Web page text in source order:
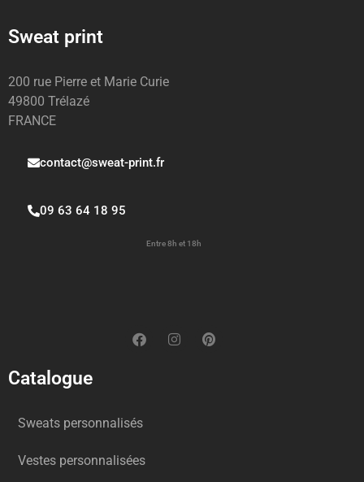
Sweat print
200 rue Pierre et Marie Curie
49800 Trélazé
FRANCE
contact@sweat-print.fr
09 63 64 18 95
Entre 8h et 18h
Catalogue
Sweats personnalisés
Vestes personnalisées